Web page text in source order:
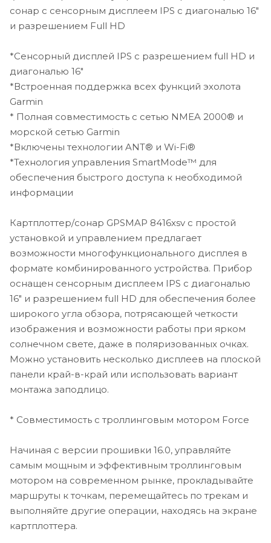
Начиная с версии прошивки 16.0, управляйте самым
мощным и эффективным троллинговым мотором на
точкам, перемещайтесь по трекам и выполняйте
другие операции, находясь на экране картплоттера.
Картплоттер/сонар GPSMAP 8416xsv предлагает
встроенную поддержку наших передовых сонаров,
включая двухканальный традиционный CHIRP 1 кВт,
сканирующие сонары CHIRP ClearVü и CHIRP SideVü, а
также встроенную поддержку сканирующего сонара
с ультравысоким разрешением (при этом блок
Panoptix™ (трансдьюсеры продаются отдельно).
Двухканальный эхолот CHIRP способен принимать
отражения одновременно в двух диапазонах
ультразвуковых частот. Это дает возможность
пользователю видеть картину отражения от объектов
на высоких и низких частотах.
*Создайте собственную морскую систему
Сеть NMEA 2000 и морская сеть Garmin позволяют
вам легко создавать собственную полноценную
морскую систему – от радара и автопилота до камер,
все компоненты будут управляться с картплоттера, и
позволяет координировать множество морских
устройств сторонних производителей для
обеспечения полного контроля над системой
(цифровые переключатели, освещение,
стабилизация и т.д.) с экрана вашего картплоттера.
сонар с сенсорным дисплеем IPS с диагональю 16"
и разрешением Full HD
*Сенсорный дисплей IPS с разрешением full HD и
диагональю 16"
*Встроенная поддержка всех функций эхолота
Garmin
* Полная совместимость с сетью NMEA 2000® и
морской сетью Garmin
*Включены технологии ANT® и Wi-Fi®
*Технология управления SmartMode™ для
обеспечения быстрого доступа к необходимой
информации
Картплоттер/сонар GPSMAP 8416xsv с простой
установкой и управлением предлагает
возможности многофункционального дисплея в
формате комбинированного устройства. Прибор
оснащен сенсорным дисплеем IPS с диагональю
16" и разрешением full HD для обеспечения более
широкого угла обзора, потрясающей четкости
изображения и возможности работы при ярком
солнечном свете, даже в поляризованных очках.
Можно установить несколько дисплеев на плоской
панели край-в-край или использовать вариант
монтажа заподлицо.
* Совместимость с троллинговым мотором Force
Начиная с версии прошивки 16.0, управляйте
самым мощным и эффективным троллинговым
мотором на современном рынке, прокладывайте
маршруты к точкам, перемещайтесь по трекам и
выполняйте другие операции, находясь на экране
картплоттера.